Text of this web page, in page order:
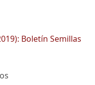
Boletín Semillas